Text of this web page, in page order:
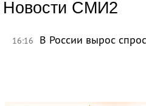
Новости СМИ2
16:16 В России вырос